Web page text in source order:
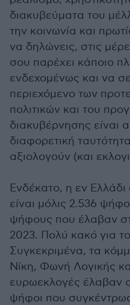
διακυβεύματα του
την κοινωνία και
να δηλώνεις, στις
σου παρέχει κάποιο
ενδεχομένως και να
περιεχόμενο των
πολιτικών και του
διακυβέρνησης είναι
διαφορετική
αξιολογούν (και
Ενδέκατο, η εν
είναι μόλις 2.536
ψήφους που έλαβαν
2023. Πολύ κακό για
Συγκεκριμένα, τα
Νίκη, Φωνή Λογικής
ευρωεκλογές έλαβαν
ψήφοι που